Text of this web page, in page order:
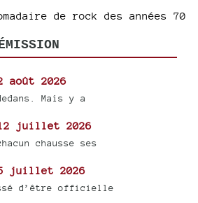
de rock des années 70
août 2026
Mais y a
12 juillet 2026
chausse ses
5 juillet 2026
d’être officielle